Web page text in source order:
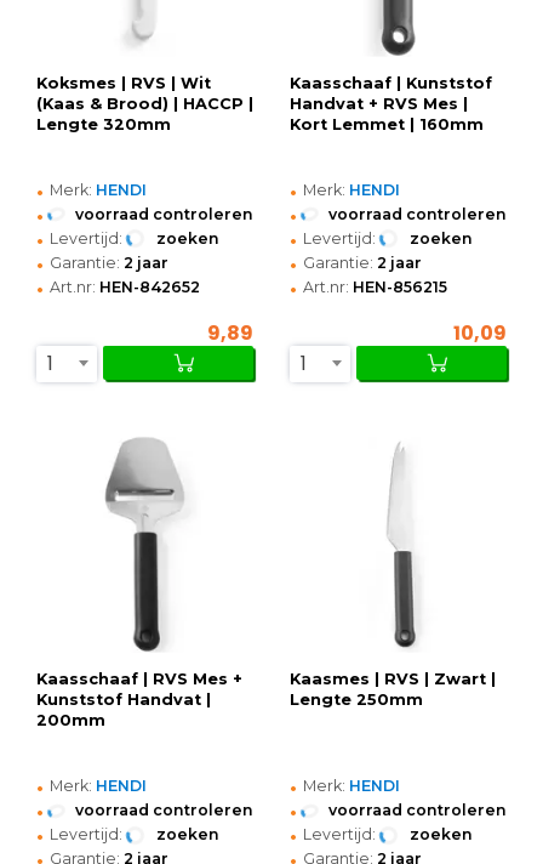
Koksmes | RVS | Wit
(Kaas & Brood) | HACCP |
Lengte 320mm
• Merk: HENDI
• voorraad controleren
• Levertijd: zoeken
• Garantie: 2 jaar
• Art.nr: HEN-842652
9,89
1
Kaasschaaf | Kunststof
Handvat + RVS Mes |
Kort Lemmet | 160mm
• Merk: HENDI
• voorraad controleren
• Levertijd: zoeken
• Garantie: 2 jaar
• Art.nr: HEN-856215
10,09
1
Kaasschaaf | RVS Mes +
Kunststof Handvat |
200mm
• Merk: HENDI
• voorraad controleren
• Levertijd: zoeken
Garantie: 2 jaar
Kaasmes | RVS | Zwart |
Lengte 250mm
• Merk: HENDI
• voorraad controleren
• Levertijd: zoeken
Garantie: 2 jaar